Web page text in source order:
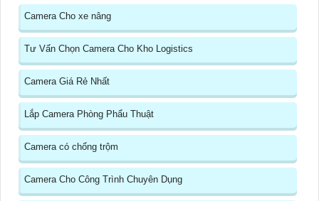
Camera Cho xe nâng
Tư Vấn Chọn Camera Cho Kho Logistics
Camera Giá Rẻ Nhất
Lắp Camera Phòng Phẩu Thuật
Camera có chống trộm
Camera Cho Công Trình Chuyên Dụng